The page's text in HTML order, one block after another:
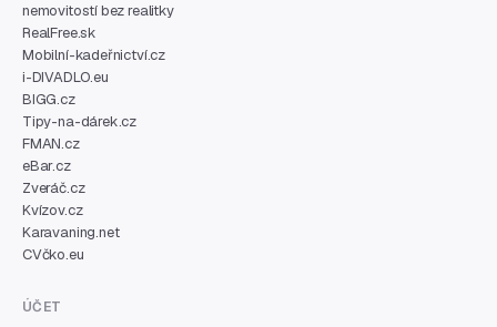
nemovitostí bez realitky
RealFree.sk
Mobilní-kadeřnictví.cz
i-DIVADLO.eu
BIGG.cz
Tipy-na-dárek.cz
FMAN.cz
eBar.cz
Zveráč.cz
Kvízov.cz
Karavaning.net
CVčko.eu
ÚČET